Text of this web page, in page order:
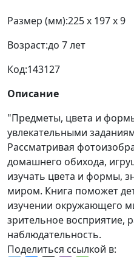
Размер (мм):225 x 197 x 9
Возраст:до 7 лет
Код:143127
Описание
"Предметы, цвета и
увлекательными
Рассматривая
домашнего обихода,
изучать цвета и формы,
миром. Книга поможет
изучении окружающего
зрительное восприятие,
наблюдательность.
Поделиться ссылкой в: